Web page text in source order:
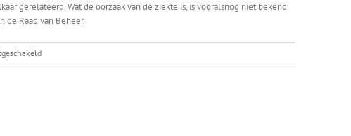
gerelateerd. Wat de oorzaak van de ziekte is, is vooralsnog niet bekend
de Raad van Beheer.
voor
Laatste